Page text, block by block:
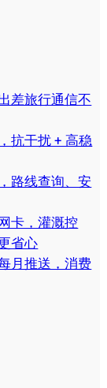
差旅行通信不
抗干扰 + 高稳
路线查询、安
卡，灌溉控
省心
月推送，消费